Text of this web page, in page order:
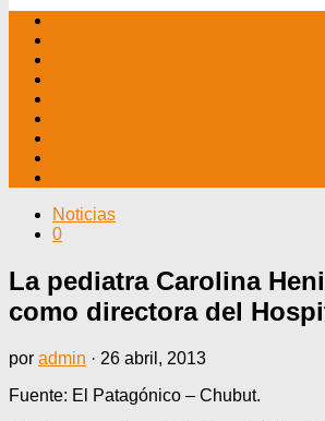
Noticias
0
La pediatra Carolina
como directora del
por admin · 26 abril, 2013
Fuente: El Patagónico – Chubut.